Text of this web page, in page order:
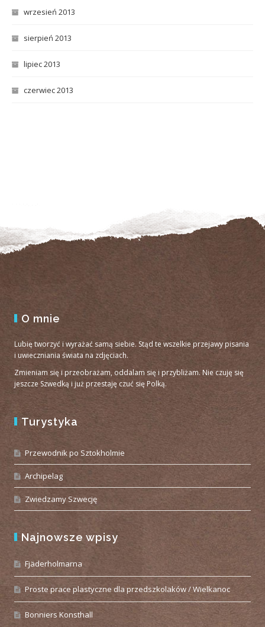
wrzesień 2013
sierpień 2013
lipiec 2013
czerwiec 2013
O mnie
Lubię tworzyć i wyrażać samą siebie. Stąd te wszelkie przejawy pisania
i uwieczniania świata na zdjęciach.
Zmieniam się i przeobrażam, oddalam się i przybliżam. Nie czuję się
jeszcze Szwedką i już przestaję czuć się Polką.
Turystyka
Przewodnik po Sztokholmie
Archipelag
Zwiedzamy Szwecję
Najnowsze wpisy
Fjäderholmarna
Proste prace plastyczne dla przedszkolaków / Wielkanoc
Bonniers Konsthall